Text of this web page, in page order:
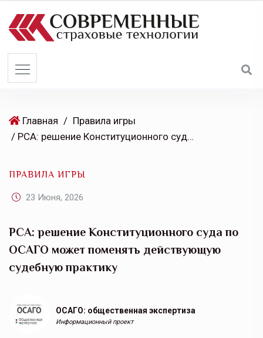
Главная / Правила игры
/ РСА: решение Конституционного суда по ОСАГО может поменять действующую судебную практику
ПРАВИЛА ИГРЫ
23 Июня, 2026
РСА: решение Конституционного суда по
ОСАГО может поменять действующую
судебную практику
ОСАГО: общественная экспертиза
Информационный проект